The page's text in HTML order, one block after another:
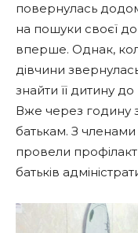
повернулась
на пошуки своєї
вперше. Однак,
дівчини
знайти її дитину до
Вже через годину
батькам. З
провели
батьків